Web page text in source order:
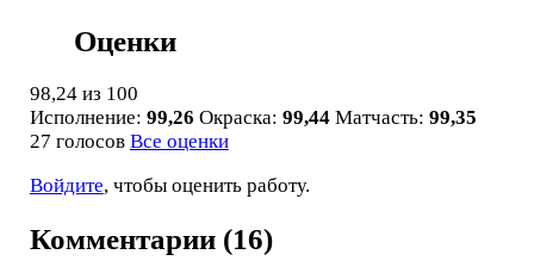
Оценки
98,24 из 100
Исполнение: 99,26 Окраска: 99,44 Матчасть: 99,35
27 голосов Все оценки
Войдите, чтобы оценить работу.
Комментарии (16)